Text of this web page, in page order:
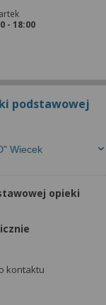
- 18:00
podstawowej
Wiecek
opieki
kontaktu